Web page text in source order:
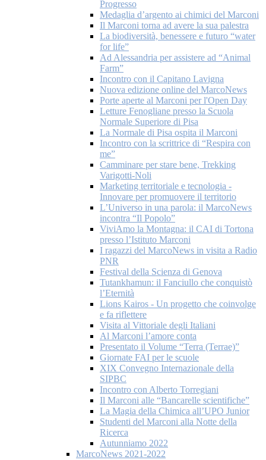
Progresso
Medaglia d’argento ai chimici del Marconi
Il Marconi torna ad avere la sua palestra
La biodiversità, benessere e futuro “water
for life”
Ad Alessandria per assistere ad “Animal
Farm”
Incontro con il Capitano Lavigna
Nuova edizione online del MarcoNews
Porte aperte al Marconi per l'Open Day
Letture Fenogliane presso la Scuola
Normale Superiore di Pisa
La Normale di Pisa ospita il Marconi
Incontro con la scrittrice di “Respira con
me”
Camminare per stare bene, Trekking
Varigotti-Noli
Marketing territoriale e tecnologia -
Innovare per promuovere il territorio
L’Universo in una parola: il MarcoNews
incontra “Il Popolo”
ViviAmo la Montagna: il CAI di Tortona
presso l’Istituto Marconi
I ragazzi del MarcoNews in visita a Radio
PNR
Festival della Scienza di Genova
Tutankhamun: il Fanciullo che conquistò
l’Eternità
Lions Kairos - Un progetto che coinvolge
e fa riflettere
Visita al Vittoriale degli Italiani
Al Marconi l’amore conta
Presentato il Volume “Terra (Terrae)”
Giornate FAI per le scuole
XIX Convegno Internazionale della
SIPBC
Incontro con Alberto Torregiani
Il Marconi alle “Bancarelle scientifiche”
La Magia della Chimica all’UPO Junior
Studenti del Marconi alla Notte della
Ricerca
Autunniamo 2022
MarcoNews 2021-2022